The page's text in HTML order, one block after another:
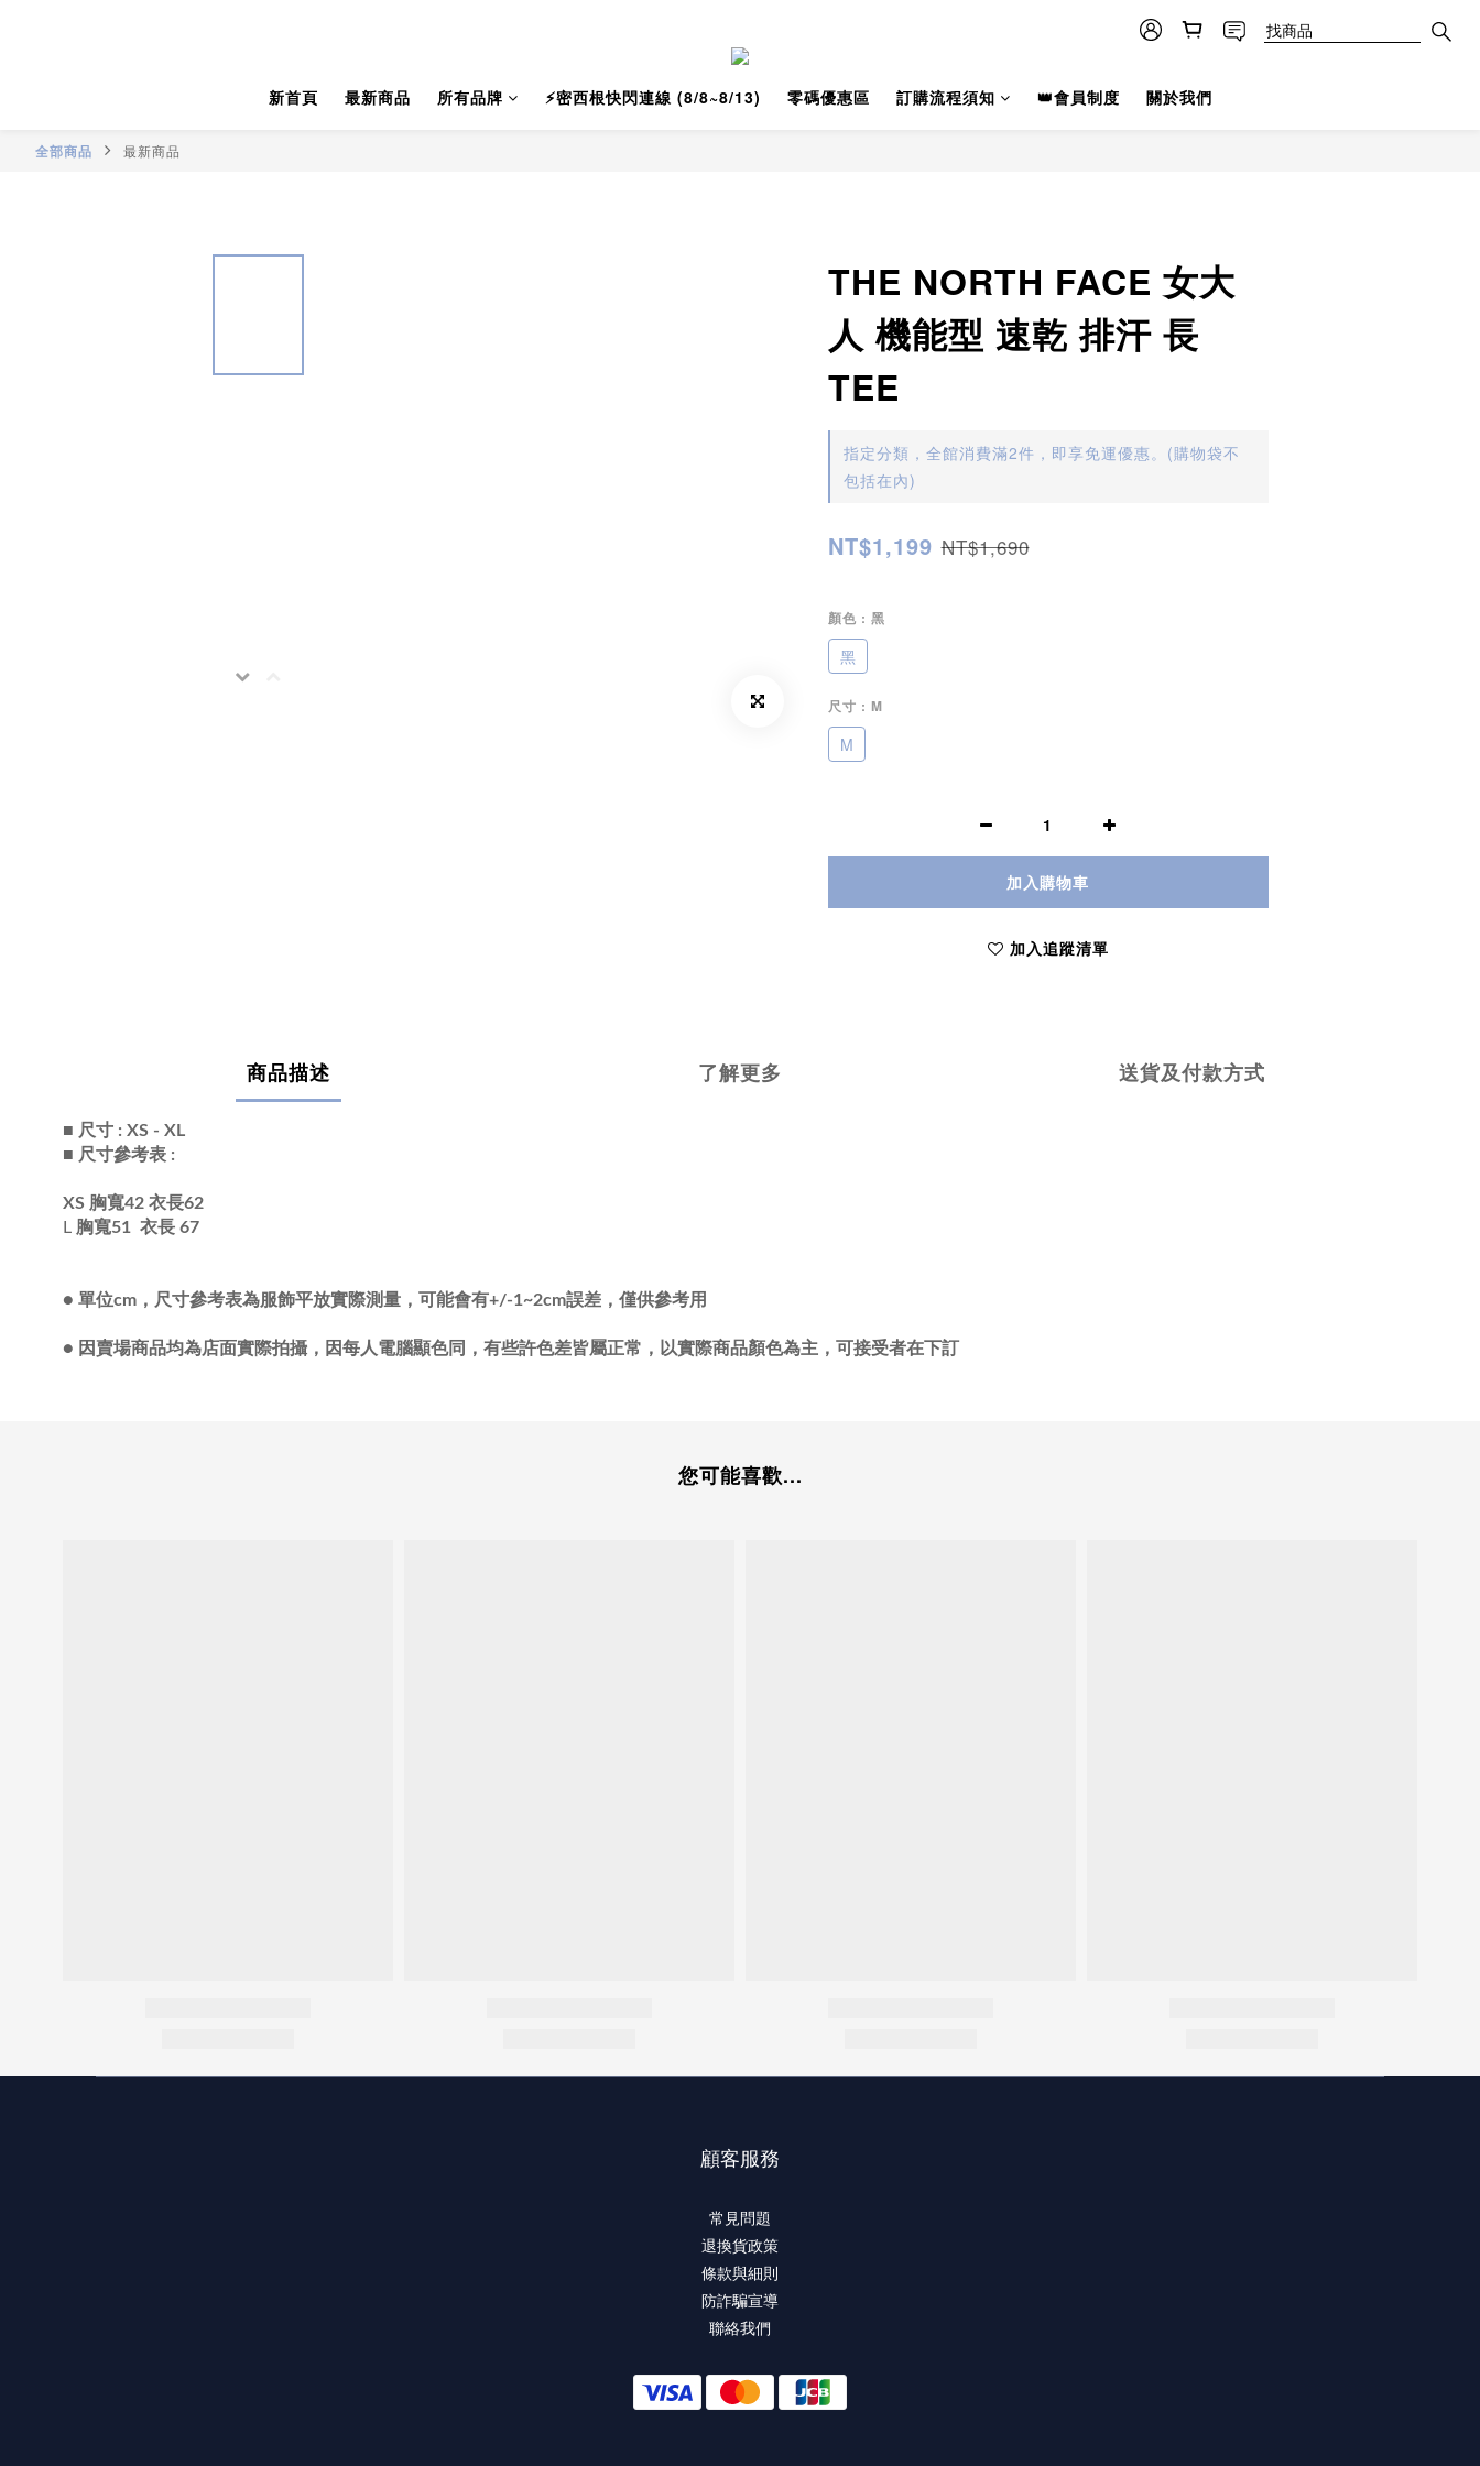
新首頁 最新商品 所有品牌 ⚡️密西根快閃連線 (8/8~8/13) 零碼優惠區 訂購流程須知 👑會員制度 關於我們
全部商品 最新商品
THE NORTH FACE 女大
人 機能型 速乾 排汗 長
TEE
指定分類，全館消費滿2件，即享免運優惠。(購物袋不
包括在內)
NT$1,199 NT$1,690
顏色 : 黑
黑
尺寸 : M
M
加入購物車
加入追蹤清單
商品描述 了解更多 送貨及付款方式
■ 尺寸 : XS - XL
■ 尺寸參考表 :
XS 胸寬42 衣長62
L 胸寬51 衣長 67
● 單位cm，尺寸參考表為服飾平放實際測量，可能會有+/-1~2cm誤差，僅供參考用
● 因賣場商品均為店面實際拍攝，因每人電腦顯色同，有些許色差皆屬正常，以實際商品顏色為主，可接受者在下訂
您可能喜歡...
顧客服務
常見問題
退換貨政策
條款與細則
防詐騙宣導
聯絡我們